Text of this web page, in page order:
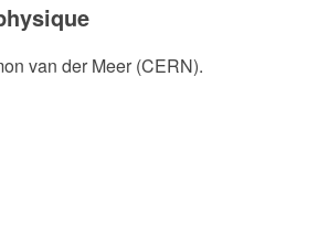
van der Meer (CERN).